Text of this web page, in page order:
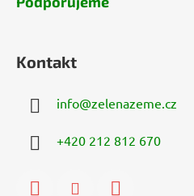
Kontakt
info@zelenazeme.cz
+420 212 812 670